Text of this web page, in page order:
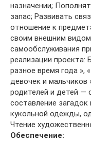
назначении;
запас; Развивать
отношение к
своим внешним
самообслуживания
реализации
разное время года »,
девочек и
родителей и детей —
составление
кукольной одежды,
Чтение
Обеспечение: